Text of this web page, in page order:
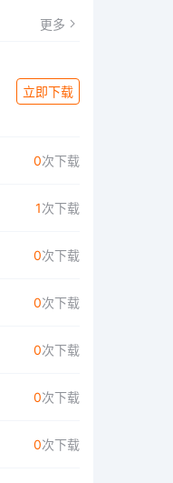
更多
立即下载
0次下载
1次下载
0次下载
0次下载
0次下载
0次下载
0次下载